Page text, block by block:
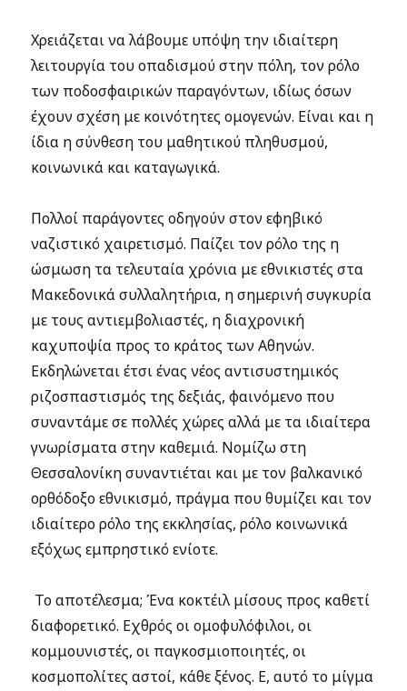
Χρειάζεται να λάβουμε υπόψη την ιδιαίτερη
λειτουργία του οπαδισμού στην πόλη, τον ρόλο
των ποδοσφαιρικών παραγόντων, ιδίως όσων
έχουν σχέση με κοινότητες ομογενών. Είναι και η
ίδια η σύνθεση του μαθητικού πληθυσμού,
κοινωνικά και καταγωγικά.
Πολλοί παράγοντες οδηγούν στον εφηβικό
ναζιστικό χαιρετισμό. Παίζει τον ρόλο της η
ώσμωση τα τελευταία χρόνια με εθνικιστές στα
Μακεδονικά συλλαλητήρια, η σημερινή συγκυρία
με τους αντιεμβολιαστές, η διαχρονική
καχυποψία προς το κράτος των Αθηνών.
Εκδηλώνεται έτσι ένας νέος αντισυστημικός
ριζοσπαστισμός της δεξιάς, φαινόμενο που
συναντάμε σε πολλές χώρες αλλά με τα ιδιαίτερα
γνωρίσματα στην καθεμιά. Νομίζω στη
Θεσσαλονίκη συναντιέται και με τον βαλκανικό
ορθόδοξο εθνικισμό, πράγμα που θυμίζει και τον
ιδιαίτερο ρόλο της εκκλησίας, ρόλο κοινωνικά
εξόχως εμπρηστικό ενίοτε.
Το αποτέλεσμα; Ένα κοκτέιλ μίσους προς καθετί
διαφορετικό. Εχθρός οι ομοφυλόφιλοι, οι
κομμουνιστές, οι παγκοσμιοποιητές, οι
κοσμοπολίτες αστοί, κάθε ξένος. Ε, αυτό το μίγμα